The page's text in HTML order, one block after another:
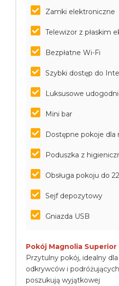
Zamki elektroniczne
Telewizor z płaskim
Bezpłatne Wi-Fi
Szybki dostęp do
Luksusowe
Mini bar
Dostępne pokoje dla
Poduszka z
Obsługa pokoju do
Sejf depozytowy
Gniazda USB
Pokój Magnolia Superior
Przytulny pokój, idealny
odkrywców i
poszukują wyjątkowej